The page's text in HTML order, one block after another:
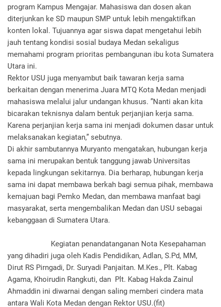
program Kampus Mengajar. Mahasiswa dan dosen akan
diterjunkan ke SD maupun SMP untuk lebih mengaktifkan
konten lokal. Tujuannya agar siswa dapat mengetahui lebih
jauh tentang kondisi sosial budaya Medan sekaligus
memahami program prioritas pembangunan ibu kota Sumatera
Utara ini.
Rektor USU juga menyambut baik tawaran kerja sama
berkaitan dengan menerima Juara MTQ Kota Medan menjadi
mahasiswa melalui jalur undangan khusus. ”Nanti akan kita
bicarakan teknisnya dalam bentuk perjanjian kerja sama.
Karena perjanjian kerja sama ini menjadi dokumen dasar untuk
melaksanakan kegiatan,” sebutnya.
Di akhir sambutannya Muryanto mengatakan, hubungan kerja
sama ini merupakan bentuk tanggung jawab Universitas
kepada lingkungan sekitarnya. Dia berharap, hubungan kerja
sama ini dapat membawa berkah bagi semua pihak, membawa
kemajuan bagi Pemko Medan, dan membawa manfaat bagi
masyarakat, serta mengembalikan Medan dan USU sebagai
kebanggaan di Sumatera Utara.
Kegiatan penandatanganan Nota Kesepahaman
yang dihadiri juga oleh Kadis Pendidikan, Adlan, S.Pd, MM,
Dirut RS Pirngadi, Dr. Suryadi Panjaitan. M.Kes., Plt. Kabag
Agama, Khoirudin Rangkuti, dan Plt. Kabag Hakda Zainul
Ahmaddin ini diwarnai dengan saling memberi cindera mata
antara Wali Kota Medan dengan Rektor USU.(fit)